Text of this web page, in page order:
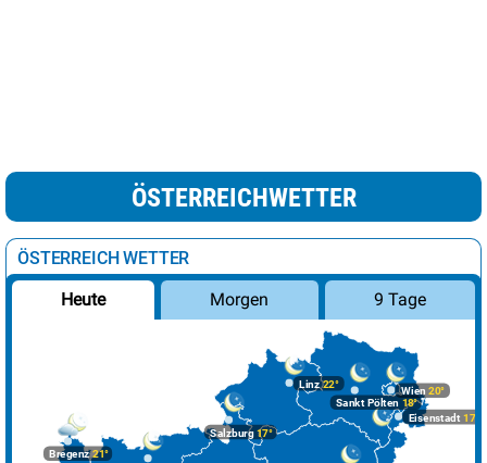
ÖSTERREICHWETTER
ÖSTERREICH WETTER
Heute Morgen 9 Tage
Bregenz21°
Linz22°
Salzburg17°
Wien 20°
Eisenstadt 17°
Sankt Pölten 18°